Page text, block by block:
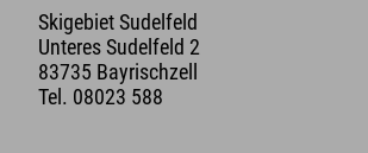
Skigebiet Sudelfeld
Unteres Sudelfeld 2
83735 Bayrischzell
Tel. 08023 588